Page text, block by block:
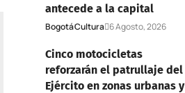
antecede a la capital
BogotáCultura 6 Agosto, 2026
Cinco motocicletas
reforzarán el patrullaje del
Ejército en zonas urbanas y